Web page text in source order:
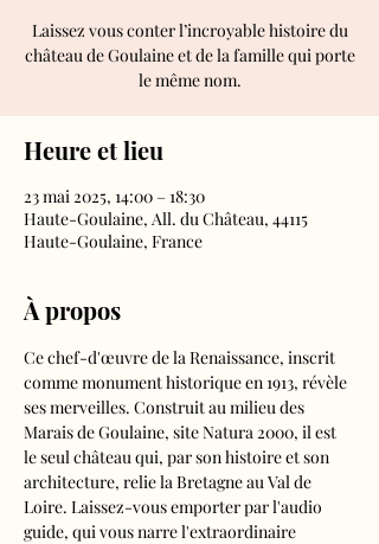
Laissez vous conter l’incroyable histoire du
château de Goulaine et de la famille qui porte
le même nom.
Heure et lieu
23 mai 2025, 14:00 – 18:30
Haute-Goulaine, All. du Château, 44115
Haute-Goulaine, France
À propos
Ce chef-d'œuvre de la Renaissance, inscrit
comme monument historique en 1913, révèle
ses merveilles. Construit au milieu des
Marais de Goulaine, site Natura 2000, il est
le seul château qui, par son histoire et son
architecture, relie la Bretagne au Val de
Loire. Laissez-vous emporter par l'audio
guide, qui vous narre l'extraordinaire